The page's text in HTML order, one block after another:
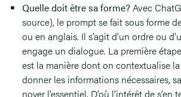
Quelle doit être sa forme?Avec
source), le prompt se fait sous forme
ou en anglais. Il s’agit d’un ordre ou
engage un dialogue. La première
est la manière dont on contextualise
donner les informations nécessaires,
noyer l’essentiel. D’où l’intérêt de